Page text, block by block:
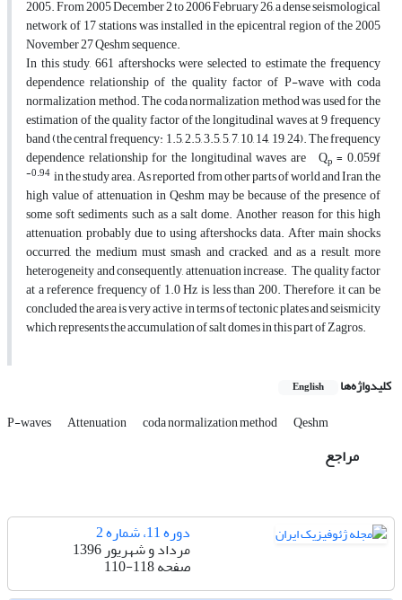
2005. From 2005 December 2 to 2006 February 26, a dense seismological
network of 17 stations was installed in the epicentral region of the 2005
November 27 Qeshm sequence.
In this study, 661 aftershocks were selected to estimate the frequency
dependence relationship of the quality factor of P-wave with coda
normalization method. The coda normalization method was used for the
estimation of the quality factor of the longitudinal waves at 9 frequency
band (the central frequency: 1.5, 2.5, 3.5, 5, 7, 10, 14, 19, 24). The frequency
dependence relationship for the longitudinal waves are Qp= 0.059f
-0.94 in the study area. As reported from other parts of world and Iran, the
high value of attenuation in Qeshm may be because of the presence of
some soft sediments such as a salt dome. Another reason for this high
attenuation, probably due to using aftershocks data. After main shocks
occurred, the medium must smash and cracked, and as a result, more
heterogeneity and consequently, attenuation increase. The quality factor
at a reference frequency of 1.0 Hz is less than 200. Therefore, it can be
concluded the area is very active in terms of tectonic plates and seismicity
which represents the accumulation of salt domes in this part of Zagros.
کلیدواژه‌ها English
P-waves Attenuation coda normalization method Qeshm
مراجع
دوره 11، شماره 2
مرداد و شهریور 1396
صفحه110-118